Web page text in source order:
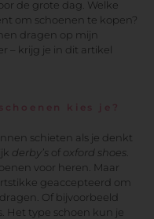
de grote dag. Welke
om schoenen te kopen?
dragen op mijn
– krijg je in dit artikel
kies je?
schieten als je denkt
derby’s of oxford shoes
voor heren. Maar
geaccepteerd om
Of bijvoorbeeld
Het type schoen kun je